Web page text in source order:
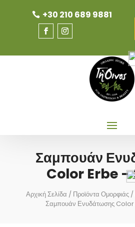
+30 210 689 9881
Σαμπουάν
Color Erbe
Αρχική Σελίδα / Προϊόντα Ομορφιάς/
Σαμπουάν Ενυδάτωσης